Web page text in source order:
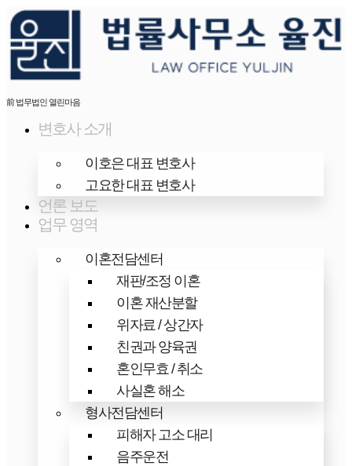
콘
텐
츠
前 법무법인 열린마음
변호사 소개
이호은 대표 변호사
고요한 대표 변호사
언론 보도
업무 영역
이혼전담센터
재판/조정 이혼
이혼 재산분할
위자료 / 상간자
친권과 양육권
혼인무효 / 취소
사실혼 해소
형사전담센터
피해자 고소 대리
음주운전